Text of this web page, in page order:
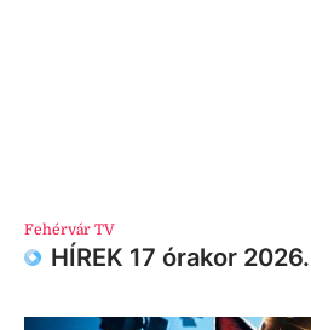
Fehérvár TV
HÍREK 17 órakor